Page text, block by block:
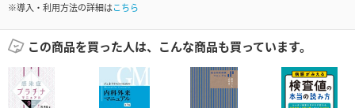
※導入・利用方法の詳細はこちら
この商品を買った人は、こんな商品も買っています。